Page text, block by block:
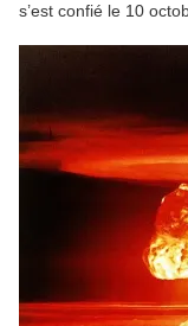
s’est confié le 10